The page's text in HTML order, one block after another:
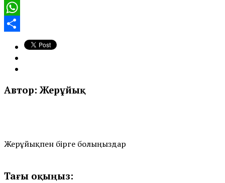
Twitter
WhatsApp
Share
Автор: Жерұйық
Жерұйықпен бірге болыңыздар
Тағы оқыңыз: